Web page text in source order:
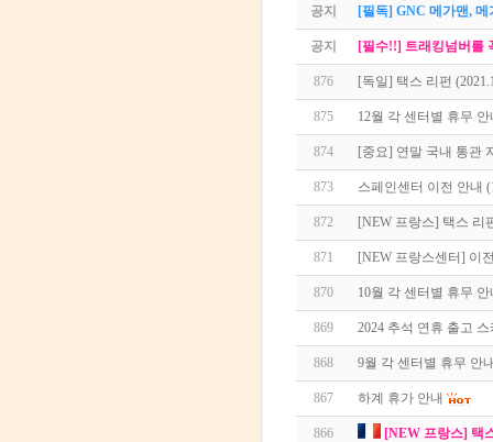
공지 [필독] GNC 메가맨,
공지 [필수!!] 트래킹넘버를
876 [독일] 택스 리펀
875 12월 각 센터별 휴무 안
874 [중요] 연말 국내 통관
873 스페인센터 이전 안내
872 [NEW 프랑스] 택스 리
871 [NEW 프랑스센터] 이
870 10월 각 센터별 휴무 안
869 2024 추석 연휴 출고
868 9월 각 센터별 휴무 안
867 하계 휴가 안내
866 [NEW 프랑스] 택